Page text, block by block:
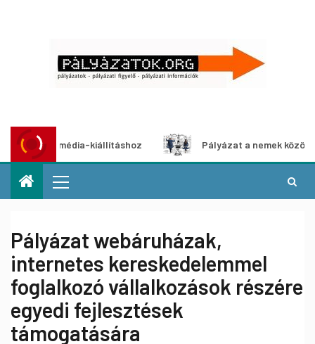
kiállításhoz Pályázat a nemek közötti
Pályázat webáruházak,
internetes kereskedelemmel
foglalkozó vállalkozások részére
egyedi fejlesztések
támogatására